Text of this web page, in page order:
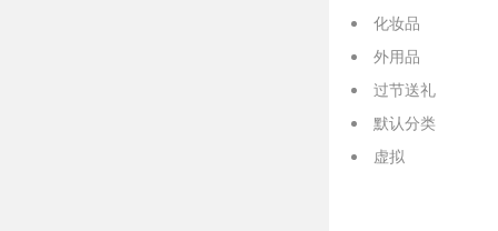
化妆品
外用品
过节送礼
默认分类
虚拟